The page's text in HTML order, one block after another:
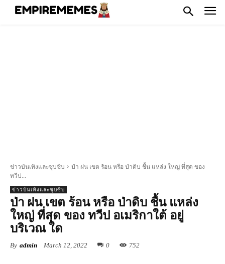
ข่าวบันเทิงและซุบซิบ
ป่า ฝน เขต ร้อน หรือ ป่าดิบ ชื้น แหล่ง ใหญ่ ที่สุด ของ
ทวีป...
ข่าวบันเทิงและซุบซิบ
ป่า ฝน เขต ร้อน หรือ ป่าดิบ ชื้น แหล่ง
ใหญ่ ที่สุด ของ ทวีป อเมริกาใต้ อยู่
บริเวณ ใด
By admin March 12, 2022 0 752